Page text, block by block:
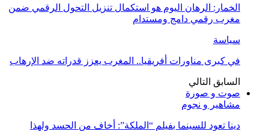
الخمار: الرهان اليوم هو استكمال تنزيل التحول الرقمي ضمن
مغرب رقمي دامج ومستدام
سياسة
في كبرى مناورات أفريقيا.. المغرب يعزز قدراته ضد الإرهاب
السابق التالي
صوت و صورة
مشاهير و نجوم
دينا تعود للسينما بفيلم “الملكة”: أخاف من الحسد ولهذا